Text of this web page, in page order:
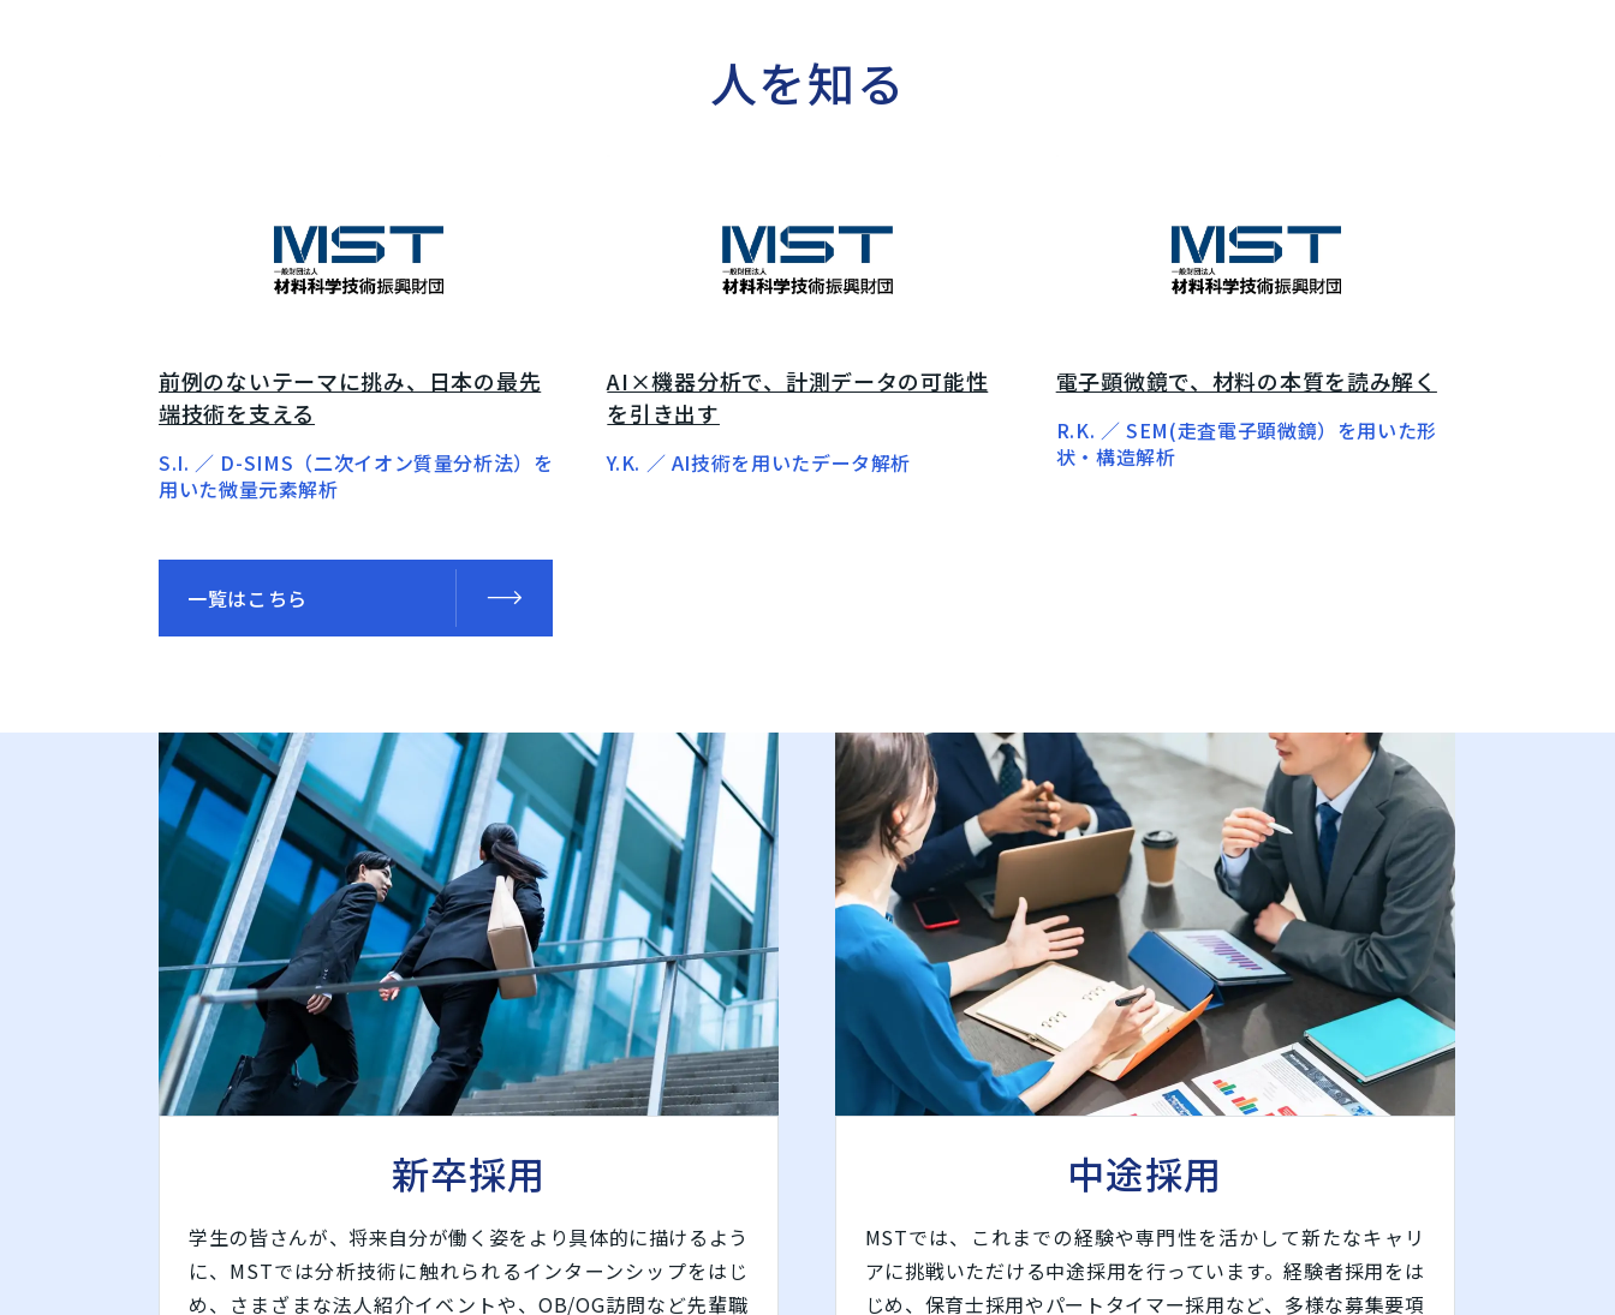
人を知る
前例のないテーマに挑み、日本の最先
端技術を支える
S.I. ／ D-SIMS（二次イオン質量分析法）を
用いた微量元素解析
AI×機器分析で、計測データの可能性
を引き出す
Y.K. ／ AI技術を用いたデータ解析
電子顕微鏡で、材料の本質を読み解く
R.K. ／ SEM(走査電子顕微鏡）を用いた形
状・構造解析
一覧はこちら
新卒採用
学生の皆さんが、将来自分が働く姿をより具体的に描けるよう
に、MSTでは分析技術に触れられるインターンシップをはじ
め、さまざまな法人紹介イベントや、OB/OG訪問など先輩職
中途採用
MSTでは、これまでの経験や専門性を活かして新たなキャリ
アに挑戦いただける中途採用を行っています。経験者採用をは
じめ、保育士採用やパートタイマー採用など、多様な募集要項